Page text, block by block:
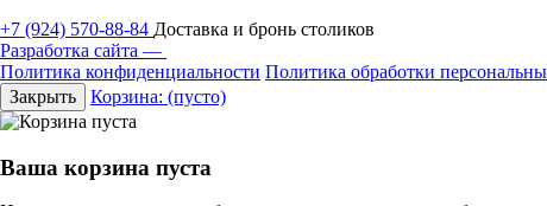
+7 (924) 570-88-84 Доставка и бронь столиков
Разработка сайта —
Политика конфиденциальности Политика обработки
Закрыть
Корзина: (пусто)
Ваша корзина пуста